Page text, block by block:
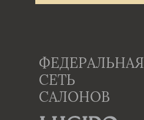
ФЕДЕРАЛЬНАЯ
СЕТЬ
САЛОНОВ